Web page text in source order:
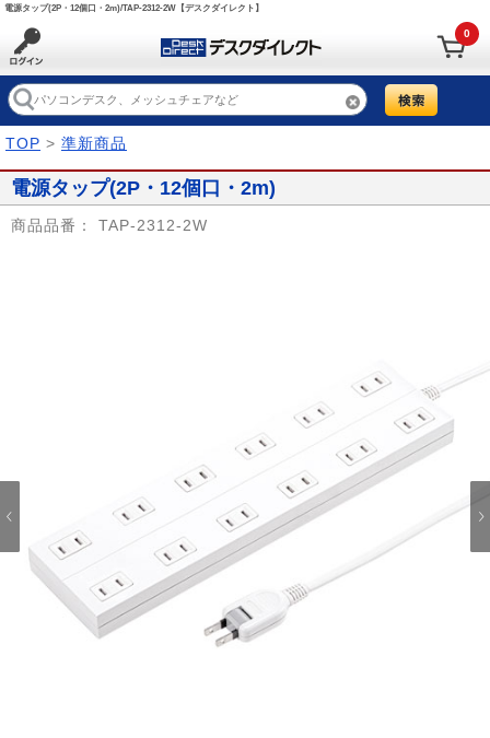
電源タップ(2P・12個口・2m)/TAP-2312-2W【デスクダイレクト】
0
TOP > 準新商品
電源タップ(2P・12個口・2m)
商品品番： TAP-2312-2W